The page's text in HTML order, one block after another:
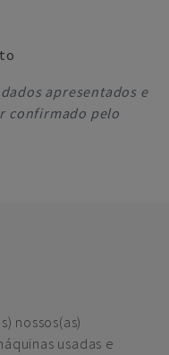
apresentados e
confirmado pelo
nossos(as)
usadas e